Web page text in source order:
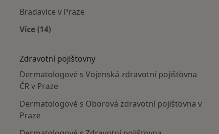
Bradavice v Praze
Více (14)
Zdravotní pojišťovny
Dermatologové s Vojenská zdravotní pojišťovna
ČR v Praze
Dermatologové s Oborová zdravotní pojišťovna v
Praze